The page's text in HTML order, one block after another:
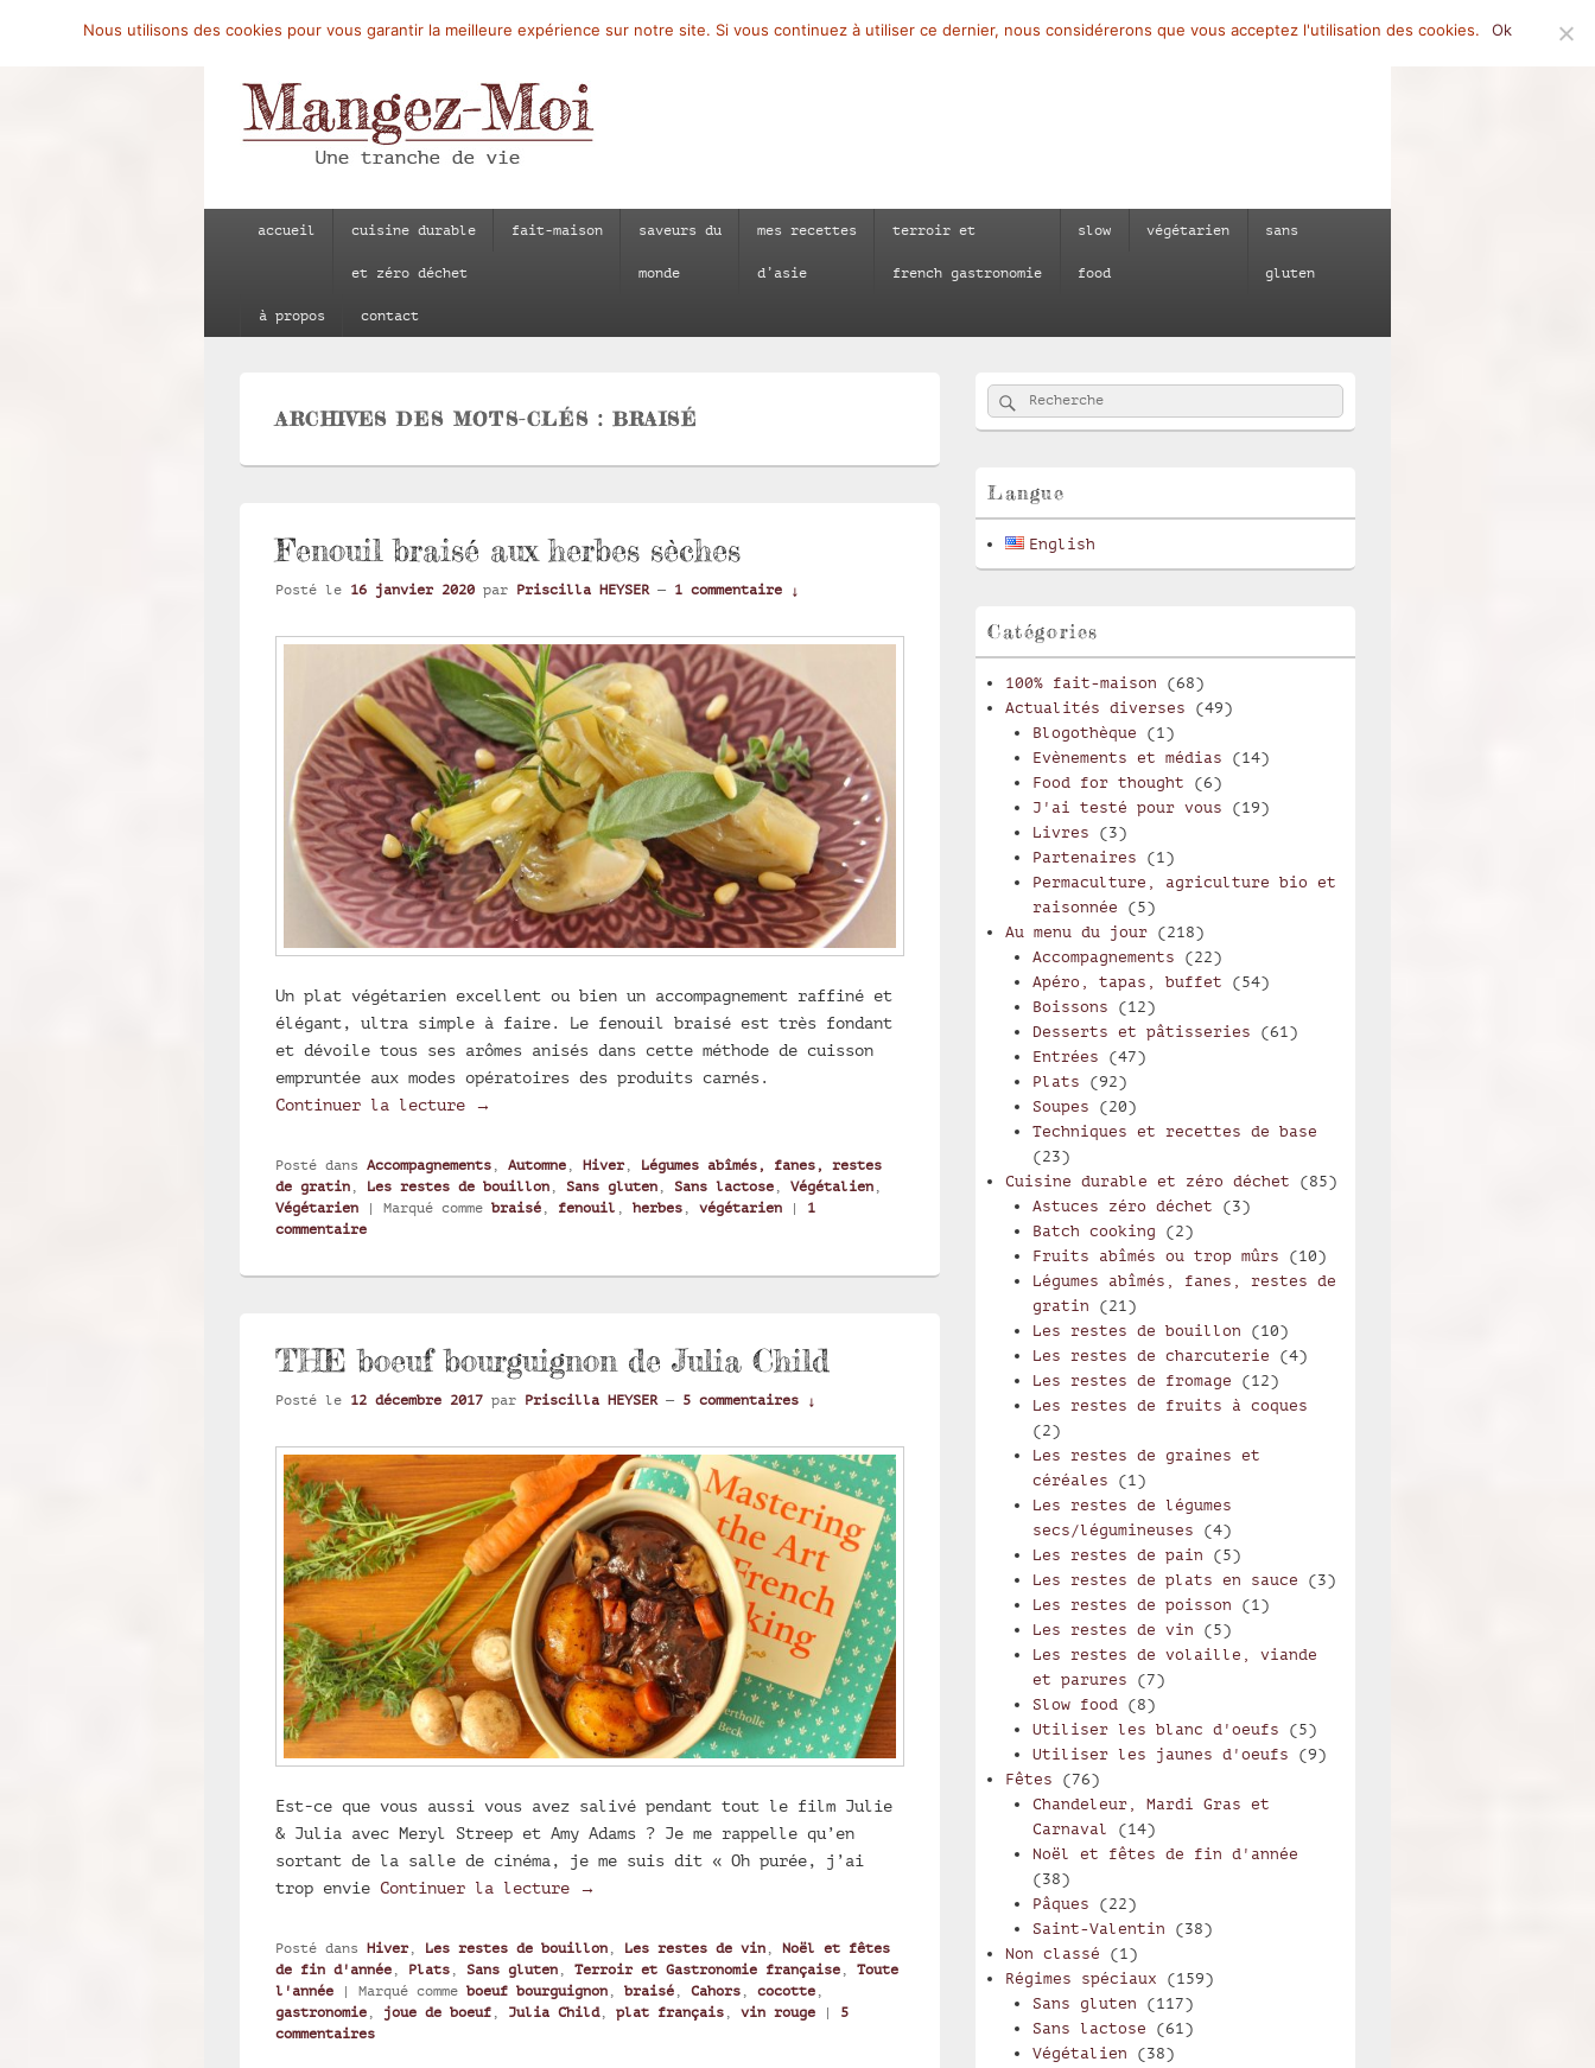
Mangez-Moi.fr
accueil cuisine durable
et zéro déchet
fait-maison saveurs du
monde
mes recettes
d’asie
terroir et
french gastronomie
slow
food
végétarien sans
gluten
à propos contact
ARCHIVES DES MOTS-CLÉS :BRAISÉ
Fenouil braisé aux herbes sèches
Posté le 16 janvier 2020 par Priscilla HEYSER — 1 commentaire ↓
Un plat végétarien excellent ou bien un accompagnement raffiné et
élégant, ultra simple à faire. Le fenouil braisé est très fondant
et dévoile tous ses arômes anisés dans cette méthode de cuisson
empruntée aux modes opératoires des produits carnés.
Continuer la lecture
Fenouil braisé aux herbes sèches
→
Posté dans Accompagnements Automne Hiver, Légumes abîmés, fanes, restes
de gratin
Les restes de bouillon Sans gluten Sans lactose Végétalien
Végétarien
| Marqué comme braisé fenouil herbes végétarien | 1
commentaire
THE boeuf bourguignon de Julia Child
Posté le 12 décembre 2017 par Priscilla HEYSER — 5 commentaires ↓
Est-ce que vous aussi vous avez salivé pendant tout le film Julie
& Julia avec Meryl Streep et Amy Adams ? Je me rappelle qu’en
sortant de la salle de cinéma, je me suis dit « Oh purée, j’ai
trop envie Continuer la lecture THE boeuf bourguignon de Julia Child
→
Posté dans Hiver, Les restes de bouillon Les restes de vin
Noël et fêtes
de fin d'année
Plats Sans gluten Terroir et Gastronomie française
Toute
l'année
| Marqué comme boeuf bourguignon braisé Cahors cocotte
gastronomie
joue de boeuf Julia Child, plat français vin rouge | 5
commentaires
Zone
principale
de
Recherche :
Rechercher
Langue
English
Catégories
100% fait-maison (68)
Actualités diverses (49)
Blogothèque (1)
Evènements et médias (14)
Food for thought (6)
J'ai testé pour vous (19)
Livres (3)
Partenaires (1)
Permaculture, agriculture bio et
raisonnée (5)
Au menu du jour (218)
Accompagnements (22)
Apéro, tapas, buffet (54)
Boissons (12)
Desserts et pâtisseries (61)
Entrées (47)
Plats (92)
Soupes (20)
Techniques et recettes de base
(23)
Cuisine durable et zéro déchet (85)
Astuces zéro déchet (3)
Batch cooking (2)
Fruits abîmés ou trop mûrs (10)
Légumes abîmés, fanes, restes de
gratin (21)
Les restes de bouillon (10)
Les restes de charcuterie (4)
Les restes de fromage (12)
Les restes de fruits à coques
(2)
Les restes de graines et
céréales (1)
Les restes de légumes
secs/légumineuses (4)
Les restes de pain (5)
Les restes de plats en sauce (3)
Les restes de poisson (1)
Les restes de vin (5)
Les restes de volaille, viande
et parures (7)
Slow food(8)
Utiliser les blanc d'oeufs (5)
Utiliser les jaunes d'oeufs (9)
Fêtes (76)
Chandeleur, Mardi Gras et
Carnaval (14)
Noël et fêtes de fin d'année
(38)
Pâques (22)
Saint-Valentin (38)
Non classé (1)
Régimes spéciaux (159)
Sans gluten (117)
Sans lactose (61)
Végétalien (38)
Nous utilisons des cookies pour vous garantir la meilleure expérience sur notre site. Si vous continuez à utiliser ce dernier, nous considérerons que vous acceptez l'utilisation des cookies. Ok